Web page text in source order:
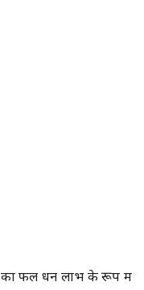
फल धन लाभ के रूप में